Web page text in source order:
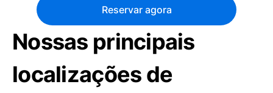
Reservar agora
Nossas principais
localizações de